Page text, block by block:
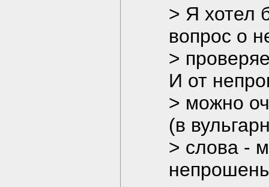
> Я хотел
вопрос о
>
И от
> можно
(в
> слова -